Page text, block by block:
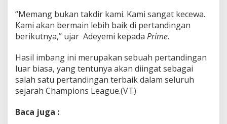
“Memang bukan takdir kami. Kami sangat kecewa.
Kami akan bermain lebih baik di pertandingan
berikutnya,” ujar Adeyemi kepada Prime.
Hasil imbang ini merupakan sebuah pertandingan
luar biasa, yang tentunya akan diingat sebagai
salah satu pertandingan terbaik dalam seluruh
sejarah Champions League.(VT)
Baca juga :